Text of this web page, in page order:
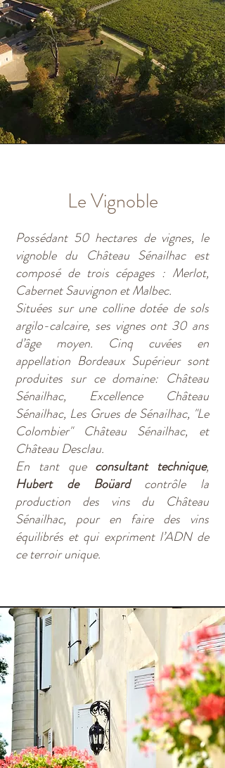
Le Vignoble
Possédant 50 hectares de vignes, le
vignoble du Château Sénailhac est
composé de trois cépages : Merlot,
Cabernet Sauvignon et Malbec.
Situées sur une colline dotée de sols
argilo-calcaire, ses vignes ont 30 ans
d’âge moyen. Cinq cuvées en
appellation Bordeaux Supérieur sont
produites sur ce domaine: Château
Sénailhac, Excellence Château
Sénailhac, Les Grues de Sénailhac, "Le
Colombier" Château Sénailhac, et
Château Desclau.
En tant que consultant technique,
Hubert de Boüard contrôle la
production des vins du Château
Sénailhac, pour en faire des vins
équilibrés et qui expriment l’ADN de
ce terroir unique.